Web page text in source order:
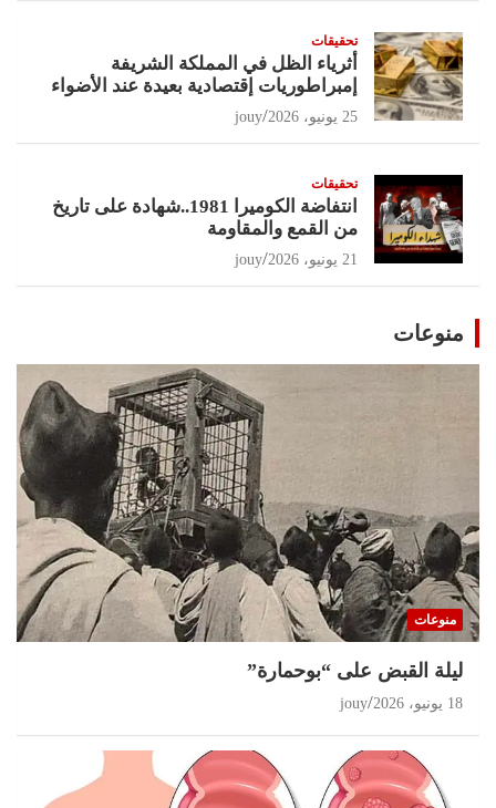
تحقيقات
أثرياء الظل في المملكة الشريفة
إمبراطوريات إقتصادية بعيدة عند الأضواء
25 يونيو، 2026 jouy
تحقيقات
انتفاضة الكوميرا 1981..شهادة على تاريخ
من القمع والمقاومة
21 يونيو، 2026 jouy
منوعات
منوعات
ليلة القبض على “بوحمارة”
18 يونيو، 2026 jouy